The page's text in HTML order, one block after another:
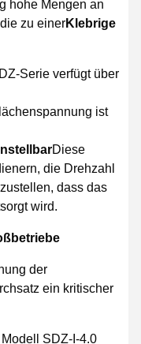
hohe Mengen an
zu einerKlebrige
Serie verfügt über
ist
Diese
die Drehzahl
dass das
wird.
der
ein kritischer
SDZ-I-4.0